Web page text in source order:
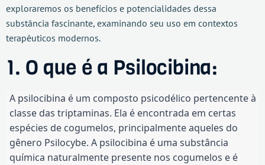
exploraremos os benefícios e potencialidades dessa
substância fascinante, examinando seu uso em contextos
terapêuticos modernos.
1. O que é a Psilocibina:
A psilocibina é um composto psicodélico pertencente à
classe das triptaminas. Ela é encontrada em certas
espécies de cogumelos, principalmente aqueles do
gênero Psilocybe. A psilocibina é uma substância
química naturalmente presente nos cogumelos e é